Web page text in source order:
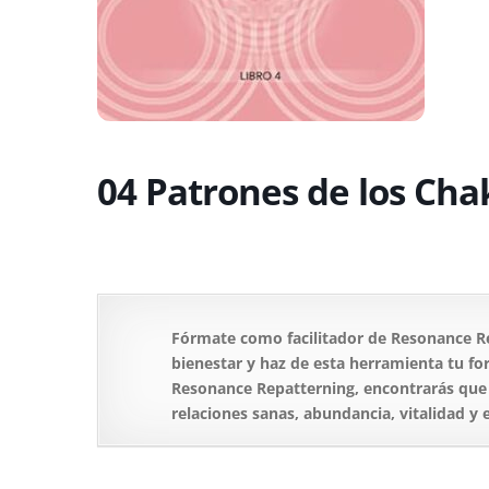
04 Patrones de los
Fórmate como facilitador de Resonance
bienestar y haz de esta herramienta tu
Resonance Repatterning, encontrarás
relaciones sanas, abundancia, vitalidad y